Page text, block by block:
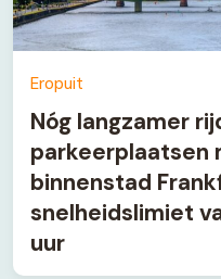
Eropuit
Nóg langzamer
parkeerplaatsen
binnenstad
snelheidslimiet
uur